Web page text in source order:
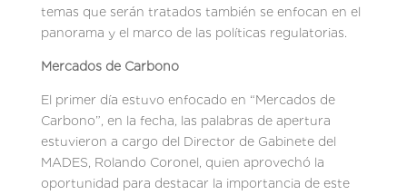
temas que serán tratados también se enfocan en el
panorama y el marco de las políticas regulatorias.
Mercados de Carbono
El primer día estuvo enfocado en “Mercados de
Carbono”, en la fecha, las palabras de apertura
estuvieron a cargo del Director de Gabinete del
MADES, Rolando Coronel, quien aprovechó la
oportunidad para destacar la importancia de este